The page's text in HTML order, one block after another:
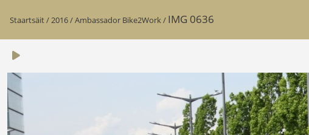
Staartsäit/2016/Ambassador Bike2Work/ IMG 0636